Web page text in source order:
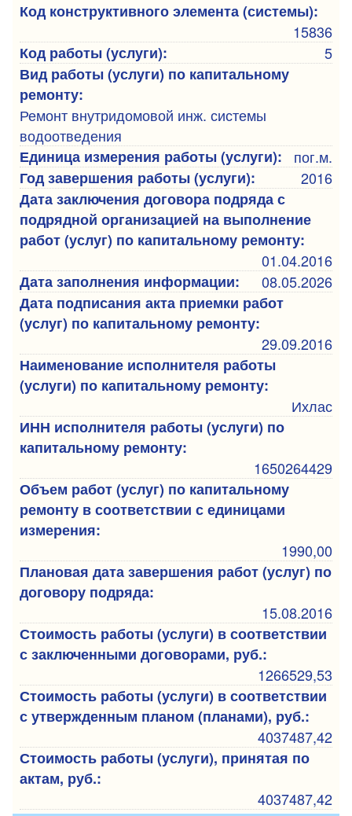
Код конструктивного элемента (системы):
15836
Код работы (услуги):
5
Вид работы (услуги) по капитальному
ремонту:
Ремонт внутридомовой инж. системы
водоотведения
Единица измерения работы (услуги):
пог.м.
Год завершения работы (услуги):
2016
Дата заключения договора подряда с
подрядной организацией на выполнение
работ (услуг) по капитальному ремонту:
01.04.2016
Дата заполнения информации:
08.05.2026
Дата подписания акта приемки работ
(услуг) по капитальному ремонту:
29.09.2016
Наименование исполнителя работы
(услуги) по капитальному ремонту:
Ихлас
ИНН исполнителя работы (услуги) по
капитальному ремонту:
1650264429
Объем работ (услуг) по капитальному
ремонту в соответствии с единицами
измерения:
1990,00
Плановая дата завершения работ (услуг) по
договору подряда:
15.08.2016
Стоимость работы (услуги) в соответствии
с заключенными договорами, руб.:
1266529,53
Стоимость работы (услуги) в соответствии
с утвержденным планом (планами), руб.:
4037487,42
Стоимость работы (услуги), принятая по
актам, руб.:
4037487,42